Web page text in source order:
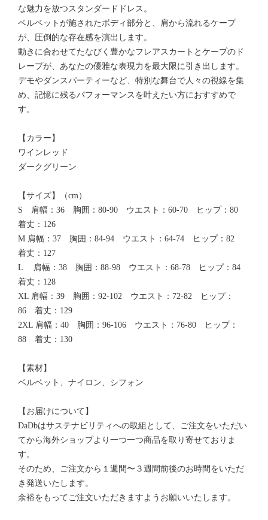
な魅力を放つスタンダードドレス。
ベルベットが施されたボディ部分と、肩から流れるケープ
が、圧倒的な存在感を演出します。
動きに合わせてたなびく豊かなフレアスカートとケープのド
レープが、あなたの優雅な表現力を最大限に引き出します。
デモやダンスパーティーなど、特別な舞台で人々の視線を集
め、記憶に残るパフォーマンスを叶えたい方におすすめで
す。
【カラー】
ワインレッド
ダークグリーン
【サイズ】（cm）
S 肩幅：36 胸囲：80-90 ウエスト：60-70 ヒップ：80
着丈：126
M 肩幅：37 胸囲：84-94 ウエスト：64-74 ヒップ：82
着丈：127
L 肩幅：38 胸囲：88-98 ウエスト：68-78 ヒップ：84
着丈：128
XL 肩幅：39 胸囲：92-102 ウエスト：72-82 ヒップ：
86 着丈：129
2XL 肩幅：40 胸囲：96-106 ウエスト：76-80 ヒップ：
88 着丈：130
【素材】
ベルベット、ナイロン、シフォン
【お届けについて】
DaDbはサステナビリティへの取組として、ご注文をいただい
てから海外ショップより一つ一つ商品を取り寄せておりま
す。
そのため、ご注文から１週間〜３週間前後のお時間をいただ
き発送いたします。
余裕をもってご注文いただきますようお願いいたします。